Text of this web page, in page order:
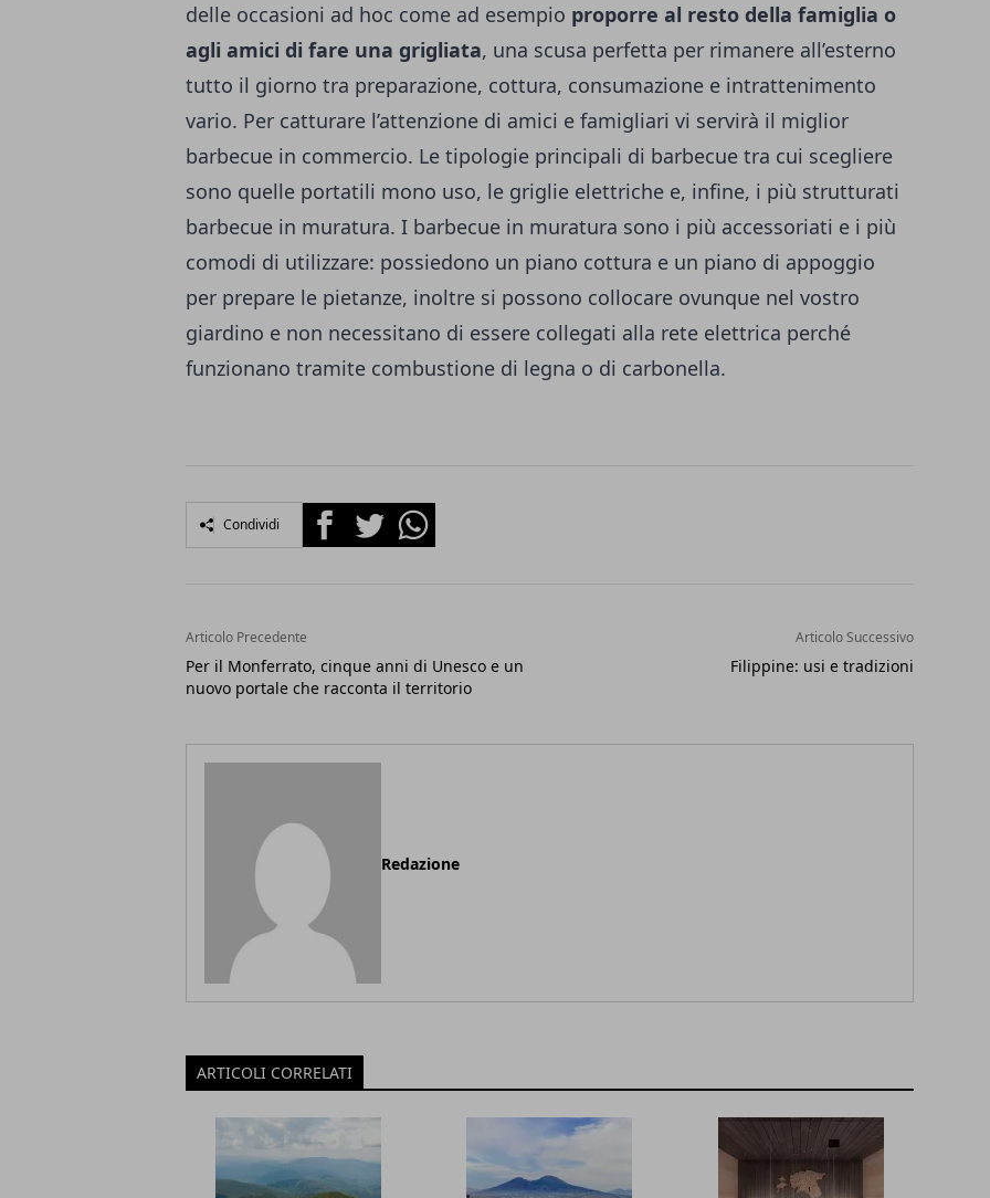
delle occasioni ad hoc come ad esempio proporre al resto della famiglia o
agli amici di fare una grigliata, una scusa perfetta per rimanere all’esterno
tutto il giorno tra preparazione, cottura, consumazione e intrattenimento
vario. Per catturare l’attenzione di amici e famigliari vi servirà il miglior
barbecue in commercio. Le tipologie principali di barbecue tra cui scegliere
sono quelle portatili mono uso, le griglie elettriche e, infine, i più strutturati
barbecue in muratura. I barbecue in muratura sono i più accessoriati e i più
comodi di utilizzare: possiedono un piano cottura e un piano di appoggio
per prepare le pietanze, inoltre si possono collocare ovunque nel vostro
giardino e non necessitano di essere collegati alla rete elettrica perché
funzionano tramite combustione di legna o di carbonella.
Condividi FacebookTwitterWhatsapp
Articolo Precedente
Per il Monferrato, cinque anni di Unesco e un
nuovo portale che racconta il territorio
Articolo Successivo
Filippine: usi e tradizioni
Redazione
ARTICOLI CORRELATI